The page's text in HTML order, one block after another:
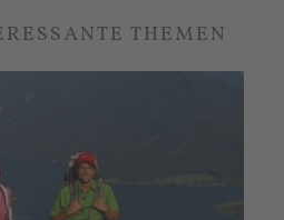
THEMEN